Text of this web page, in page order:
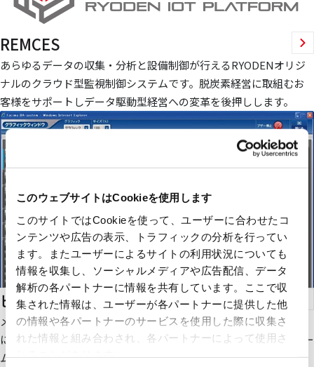
このウェブサイトはCookieを使用します
このサイトではCookieを使って、ユーザーに合わせたコ
ンテンツや広告の表示、トラフィックの分析を行ってい
ます。またユーザーによるサイトの利用状況についても
情報を収集し、ソーシャルメディアや広告配信、データ
解析の各パートナーに情報を共有しています。ここで収
集された情報は、ユーザーが各パートナーに提供した他
の情報や各パートナーのサービスを使用した際に収集さ
れた情報と組み合わされ、各パートナーによって使用さ
REMCES
あらゆるデータの収集・分析と設備制御が行えるRYODENオリジ
ナルのクラウド型監視制御システムです。脱炭素経営に取組むお
客様をサポートしデータ駆動型経営への変革を後押しします。
ビル設備運用システム＆プランニング
メーカーも導入時期も異なる空調や照明などのビル設備を一元的
に効率よく運用したい。こんなニーズに、オープンプラットフォー
ム対応の「facima」でお応えします。いま在る設備(facility)を最